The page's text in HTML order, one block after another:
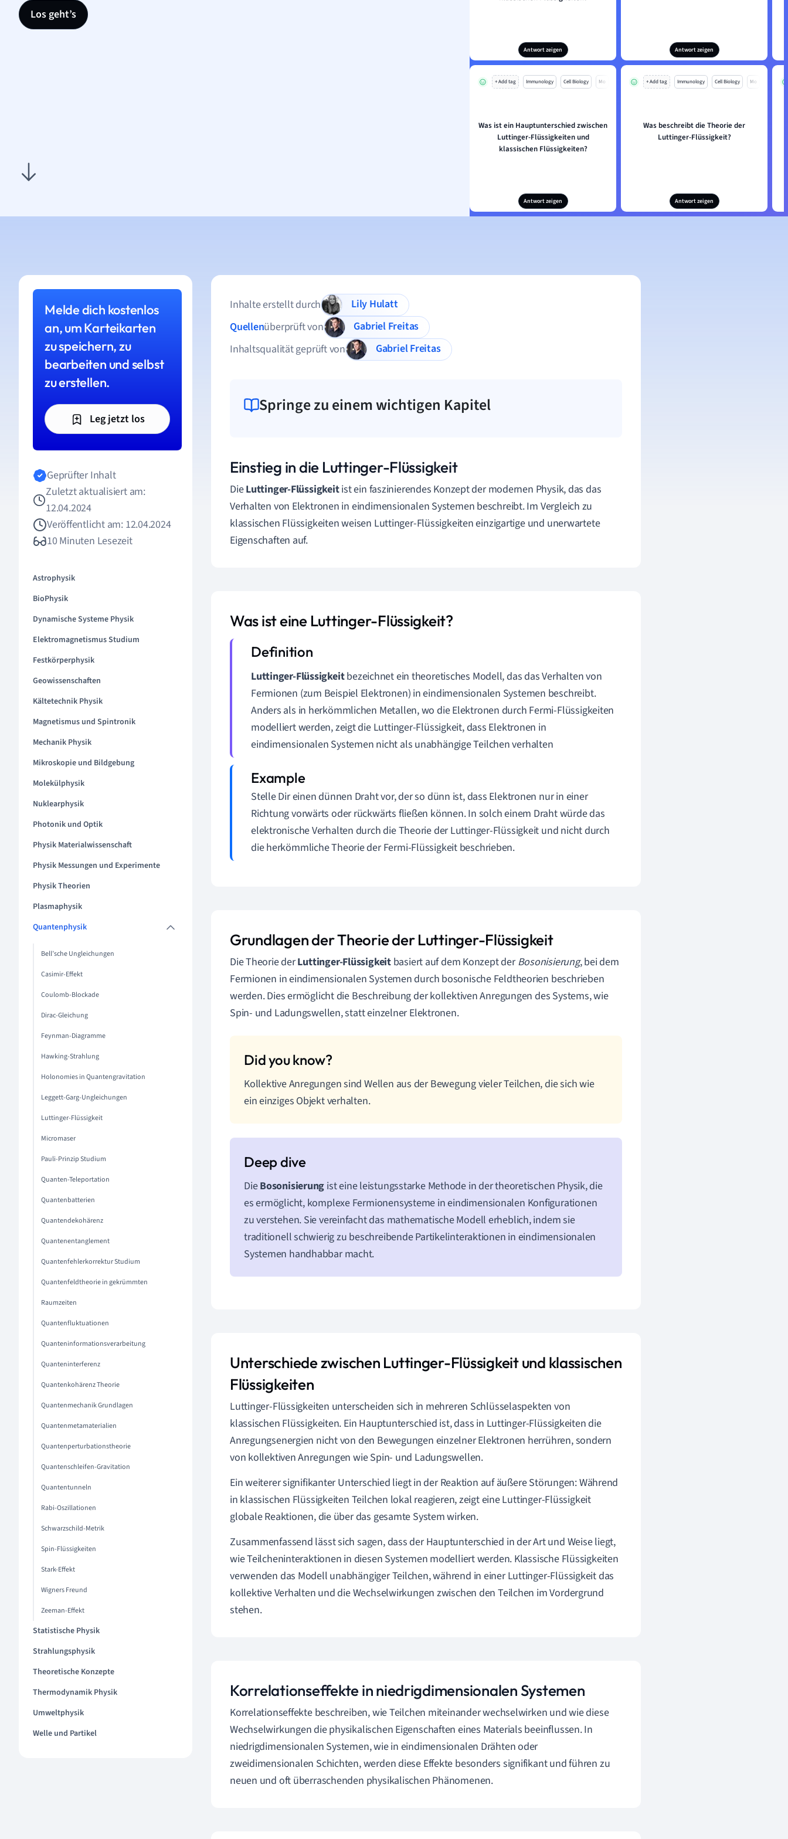
Los geht’s
Antwort zeigen Antwort zeigen
+ Add tag Immunology Cell Biology Mo
Was ist ein Hauptunterschied zwischen
Luttinger-Flüssigkeiten und
klassischen Flüssigkeiten?
Antwort zeigen
+ Add tag Immunology Cell Biology Mo
Was beschreibt die Theorie der
Luttinger-Flüssigkeit?
Antwort zeigen
Melde dich kostenlos
an, um Karteikarten
zu speichern, zu
bearbeiten und selbst
zu erstellen.
Leg jetzt los
Geprüfter Inhalt
Zuletzt aktualisiert am:
12.04.2024
Veröffentlicht am: 12.04.2024
10 Minuten Lesezeit
Astrophysik
BioPhysik
Dynamische Systeme Physik
Elektromagnetismus Studium
Festkörperphysik
Geowissenschaften
Kältetechnik Physik
Magnetismus und Spintronik
Mechanik Physik
Mikroskopie und Bildgebung
Molekülphysik
Nuklearphysik
Photonik und Optik
Physik Materialwissenschaft
Physik Messungen und Experimente
Physik Theorien
Plasmaphysik
Quantenphysik
Bell’sche Ungleichungen
Casimir-Effekt
Coulomb-Blockade
Dirac-Gleichung
Feynman-Diagramme
Hawking-Strahlung
Holonomies in Quantengravitation
Leggett-Garg-Ungleichungen
Luttinger-Flüssigkeit
Micromaser
Pauli-Prinzip Studium
Quanten-Teleportation
Quantenbatterien
Quantendekohärenz
Quantenentanglement
Quantenfehlerkorrektur Studium
Quantenfeldtheorie in gekrümmten
Raumzeiten
Quantenfluktuationen
Quanteninformationsverarbeitung
Quanteninterferenz
Quantenkohärenz Theorie
Quantenmechanik Grundlagen
Quantenmetamaterialien
Quantenperturbationstheorie
Quantenschleifen-Gravitation
Quantentunneln
Rabi-Oszillationen
Schwarzschild-Metrik
Spin-Flüssigkeiten
Stark-Effekt
Wigners Freund
Zeeman-Effekt
Statistische Physik
Strahlungsphysik
Theoretische Konzepte
Thermodynamik Physik
Umweltphysik
Welle und Partikel
Inhalte erstellt durch
Lily Hulatt
Quellenüberprüft von
Gabriel Freitas
Inhaltsqualität geprüft von
Gabriel Freitas
Springe zu einem wichtigen Kapitel
Einstieg in die Luttinger-Flüssigkeit
DieLuttinger-Flüssigkeitist ein faszinierendes Konzept der modernen Physik, das das
Verhalten von Elektronen in eindimensionalen Systemen beschreibt. Im Vergleich zu
klassischen Flüssigkeiten weisen Luttinger-Flüssigkeiten einzigartige und unerwartete
Eigenschaften auf.
Was ist eine Luttinger-Flüssigkeit?
Luttinger-Flüssigkeitbezeichnet ein theoretisches Modell, das das Verhalten von
Fermionen (zum Beispiel Elektronen) in eindimensionalen Systemen beschreibt.
Anders als in herkömmlichen Metallen, wo die Elektronen durch Fermi-Flüssigkeiten
modelliert werden, zeigt die Luttinger-Flüssigkeit, dass Elektronen in
eindimensionalen Systemen nicht als unabhängige Teilchen verhalten
Stelle Dir einen dünnen Draht vor, der so dünn ist, dass Elektronen nur in einer
Richtung vorwärts oder rückwärts fließen können. In solch einem Draht würde das
elektronische Verhalten durch die Theorie der Luttinger-Flüssigkeit und nicht durch
die herkömmliche Theorie der Fermi-Flüssigkeit beschrieben.
Grundlagen der Theorie der Luttinger-Flüssigkeit
Die Theorie derLuttinger-Flüssigkeitbasiert auf dem Konzept derBosonisierung, bei dem
Fermionen in eindimensionalen Systemen durch bosonische Feldtheorien beschrieben
werden. Dies ermöglicht die Beschreibung der kollektiven Anregungen des Systems, wie
Spin- und Ladungswellen, statt einzelner Elektronen.
Kollektive Anregungen sind Wellen aus der Bewegung vieler Teilchen, die sich wie
ein einziges Objekt verhalten.
DieBosonisierung ist eine leistungsstarke Methode in der theoretischen Physik, die
es ermöglicht, komplexe Fermionensysteme in eindimensionalen Konfigurationen
zu verstehen. Sie vereinfacht das mathematische Modell erheblich, indem sie
traditionell schwierig zu beschreibende Partikelinteraktionen in eindimensionalen
Systemen handhabbar macht.
Unterschiede zwischen Luttinger-Flüssigkeit und klassischen
Flüssigkeiten
Luttinger-Flüssigkeiten unterscheiden sich in mehreren Schlüsselaspekten von
klassischen Flüssigkeiten. Ein Hauptunterschied ist, dass in Luttinger-Flüssigkeiten die
Anregungsenergien nicht von den Bewegungen einzelner Elektronen herrühren, sondern
von kollektiven Anregungen wie Spin- und Ladungswellen.
Ein weiterer signifikanter Unterschied liegt in der Reaktion auf äußere Störungen: Während
in klassischen Flüssigkeiten Teilchen lokal reagieren, zeigt eine Luttinger-Flüssigkeit
globale Reaktionen, die über das gesamte System wirken.
Zusammenfassend lässt sich sagen, dass der Hauptunterschied in der Art und Weise liegt,
wie Teilcheninteraktionen in diesen Systemen modelliert werden. Klassische Flüssigkeiten
verwenden das Modell unabhängiger Teilchen, während in einer Luttinger-Flüssigkeit das
kollektive Verhalten und die Wechselwirkungen zwischen den Teilchen im Vordergrund
stehen.
Korrelationseffekte in niedrigdimensionalen Systemen
Korrelationseffekte beschreiben, wie Teilchen miteinander wechselwirken und wie diese
Wechselwirkungen die physikalischen Eigenschaften eines Materials beeinflussen. In
niedrigdimensionalen Systemen, wie in eindimensionalen Drähten oder
zweidimensionalen Schichten, werden diese Effekte besonders signifikant und führen zu
neuen und oft überraschenden physikalischen Phänomenen.